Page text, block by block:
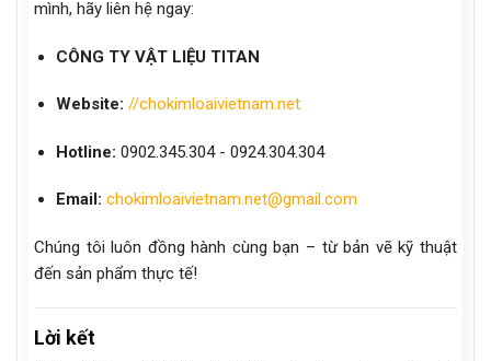
mình, hãy liên hệ ngay:
CÔNG TY VẬT LIỆU TITAN
Website: //chokimloaivietnam.net
Hotline: 0902.345.304 - 0924.304.304
Email: chokimloaivietnam.net@gmail.com
Chúng tôi luôn đồng hành cùng bạn – từ bản vẽ kỹ thuật
đến sản phẩm thực tế!
Lời kết